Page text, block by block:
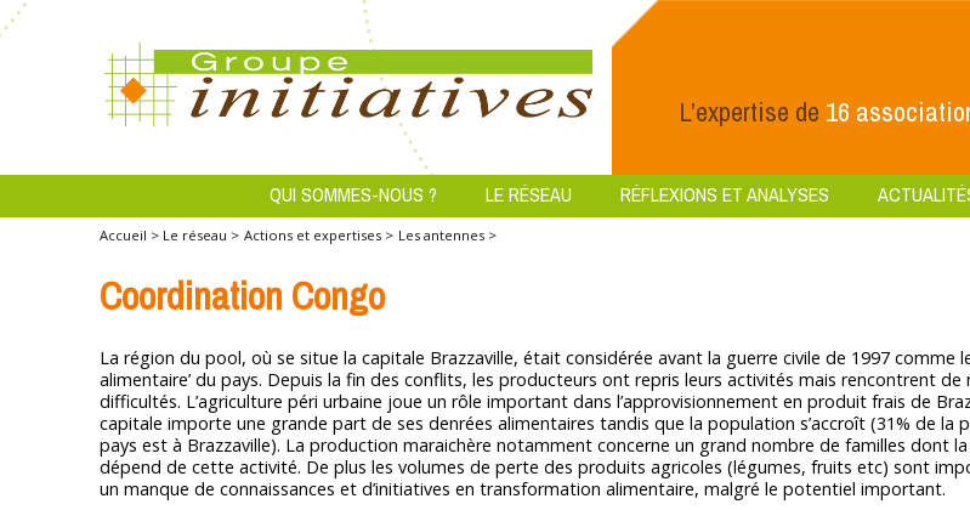
L’expertise de 16
QUI SOMMES-NOUS ? LE RÉSEAU RÉFLEXIONS ET ANALYSES
Accueil > Le réseau > Actions et expertises > Les antennes >
Coordination Congo
La région du pool, où se situe la capitale Brazzaville, était considérée avant la guerre civile de 1997 comme
alimentaire’ du pays. Depuis la fin des conflits, les producteurs ont repris leurs activités mais rencontrent de
difficultés. L’agriculture péri urbaine joue un rôle important dans l’approvisionnement en produit frais de
capitale importe une grande part de ses denrées alimentaires tandis que la population s’accroît (31% de la
pays est à Brazzaville). La production maraichère notamment concerne un grand nombre de familles dont
dépend de cette activité. De plus les volumes de perte des produits agricoles (légumes, fruits etc) sont
un manque de connaissances et d’initiatives en transformation alimentaire, malgré le potentiel important.